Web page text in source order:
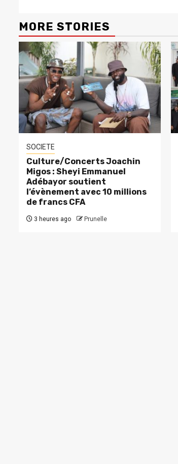
MORE STORIES
SOCIETE
Culture/Concerts Joachin
Migos : Sheyi Emmanuel
Adébayor soutient
l’évènement avec 10 millions
de francs CFA
3 heures ago Prunelle